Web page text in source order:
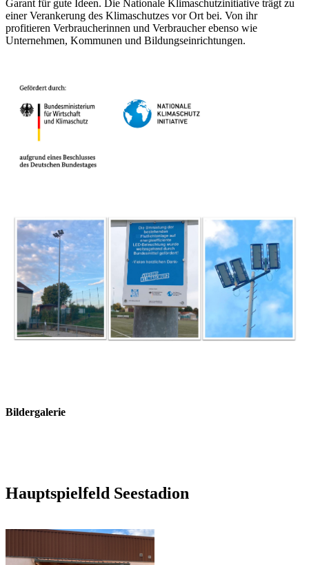
Garant für gute Ideen. Die Nationale Klimaschutzinitiative trägt zu
einer Verankerung des Klimaschutzes vor Ort bei. Von ihr
profitieren Verbraucherinnen und Verbraucher ebenso wie
Unternehmen, Kommunen und Bildungseinrichtungen.
Bildergalerie
Hauptspielfeld Seestadion